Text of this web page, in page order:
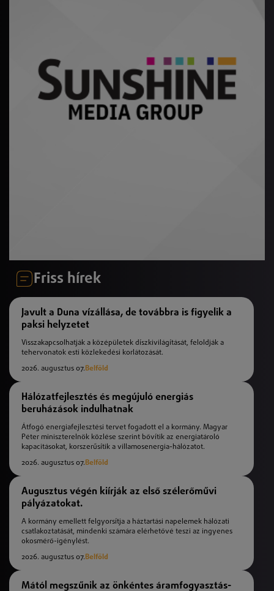
Friss hírek
Javult a Duna vízállása, de továbbra is figyelik a
paksi helyzetet
Visszakapcsolhatják a középületek díszkivilágítását, feloldják a
tehervonatok esti közlekedési korlátozását.
2026. augusztus 07.Belföld
Hálózatfejlesztés és megújuló energiás
beruházások indulhatnak
Átfogó energiafejlesztési tervet fogadott el a kormány. Magyar
Péter miniszterelnök közlése szerint bővítik az energiatároló
kapacitásokat, korszerűsítik a villamosenergia-hálózatot.
2026. augusztus 07.Belföld
Augusztus végén kiírják az első szélerőművi
pályázatokat.
A kormány emellett felgyorsítja a háztartási napelemek hálózati
csatlakoztatását, mindenki számára elérhetővé teszi az ingyenes
okosmérő-igénylést.
2026. augusztus 07.Belföld
Mától megszűnik az önkéntes áramfogyasztás-